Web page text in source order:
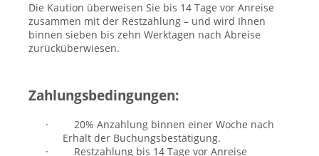
Die Kaution überweisen Sie bis 14 Tage vor Anreise
zusammen mit der Restzahlung – und wird Ihnen
binnen sieben bis zehn Werktagen nach Abreise
zurücküberwiesen.
Zahlungsbedingungen:
· 20% Anzahlung binnen einer Woche nach
Erhalt der Buchungsbestätigung.
· Restzahlung bis 14 Tage vor Anreise